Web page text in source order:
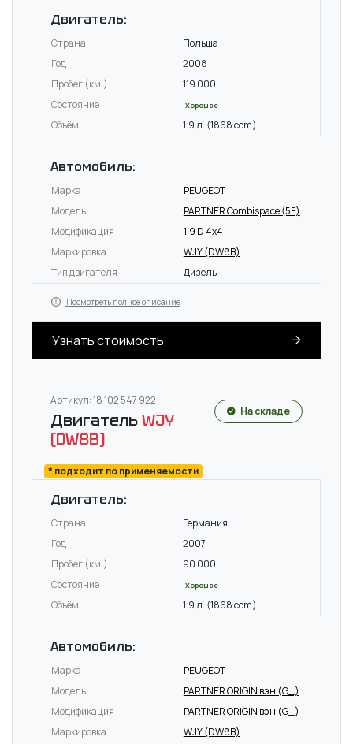
Двигатель:
Страна
Польша
Год
2008
Пробег (км.)
119 000
Состояние
Хорошее
Объём 1.9 л. (1868 ccm)
Автомобиль:
Марка
PEUGEOT
Модель
PARTNER Combispace (5F)
Модификация
1.9 D 4x4
Маркировка
WJY (DW8B)
Тип двигателя
Дизель
Посмотреть полное описание
Узнать стоимость
Артикул: 18 102 547 922
ДвигательWJY
(DW8B)
* подходит по применяемости
На складе
Двигатель:
Страна
Германия
Год
2007
Пробег (км.)
90 000
Состояние
Хорошее
Объём 1.9 л. (1868 ccm)
Автомобиль:
Марка
PEUGEOT
Модель
PARTNER ORIGIN вэн (G_)
Модификация
PARTNER ORIGIN вэн (G_)
Маркировка
WJY (DW8B)